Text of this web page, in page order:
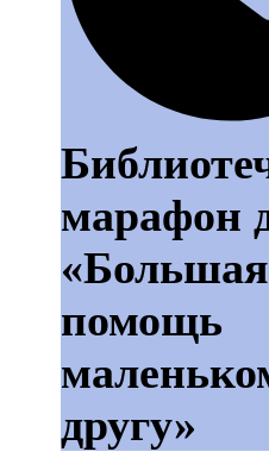
марафон
«Большая
помощь
другу»